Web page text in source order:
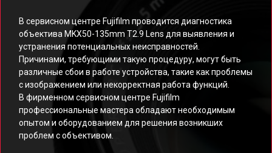
В сервисном центре Fujifilm проводится диагностика
объектива MKX50-135mm T2.9 Lens для выявления и
устранения потенциальных неисправностей.
Причинами, требующими такую процедуру, могут быть
различные сбои в работе устройства, такие как проблемы
с изображением или некорректная работа функций.
В фирменном сервисном центре Fujifilm
профессиональные мастера обладают необходимым
опытом и оборудованием для решения возникших
проблем с объективом.